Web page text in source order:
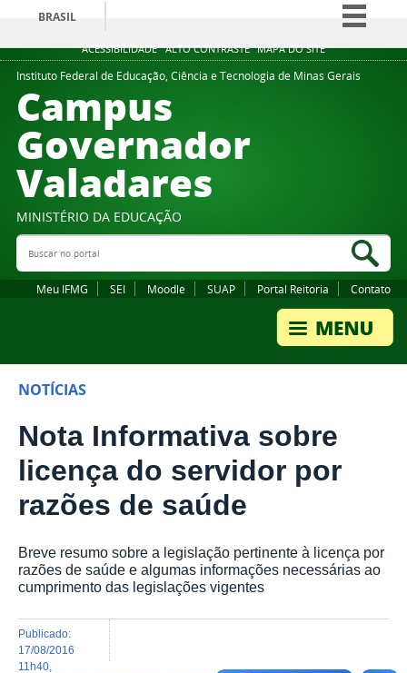
ACESSIBILIDADE ALTO CONTRASTE MAPA DO SITE
BRASIL
Simplifique!
Comunica BR
Instituto Federal de Educação, Ciência e Tecnologia de Minas Gerais
Campus
Governador
Valadares
MINISTÉRIO DA EDUCAÇÃO
Buscar no portal
Meu IFMG SEI Moodle SUAP Portal Reitoria Contato
NOTÍCIAS
Nota Informativa sobre
licença do servidor por
razões de saúde
Breve resumo sobre a legislação pertinente à licença por
razões de saúde e algumas informações necessárias ao
cumprimento das legislações vigentes
publicado:
17/08/2016
11h40